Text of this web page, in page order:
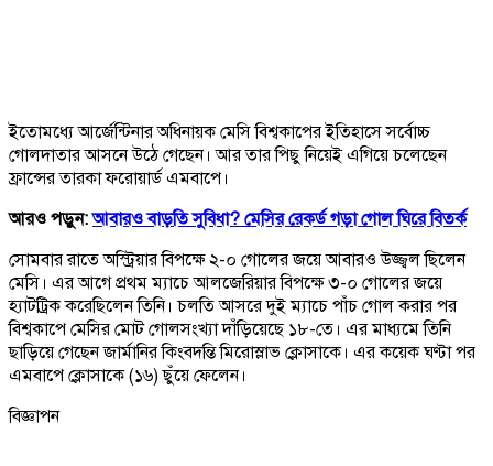
ইতোমধ্যে আর্জেন্টিনার অধিনায়ক মেসি বিশ্বকাপের ইতিহাসে সর্বোচ্চ
গোলদাতার আসনে উঠে গেছেন। আর তার পিছু নিয়েই এগিয়ে চলেছেন
ফ্রান্সের তারকা ফরোয়ার্ড এমবাপে।
আরও পড়ুন:আবারও বাড়তি সুবিধা? মেসির রেকর্ড গড়া গোল ঘিরে বিতর্ক
সোমবার রাতে অস্ট্রিয়ার বিপক্ষে ২-০ গোলের জয়ে আবারও উজ্জ্বল ছিলেন
মেসি। এর আগে প্রথম ম্যাচে আলজেরিয়ার বিপক্ষে ৩-০ গোলের জয়ে
হ্যাটট্রিক করেছিলেন তিনি। চলতি আসরে দুই ম্যাচে পাঁচ গোল করার পর
বিশ্বকাপে মেসির মোট গোলসংখ্যা দাঁড়িয়েছে ১৮-তে। এর মাধ্যমে তিনি
ছাড়িয়ে গেছেন জার্মানির কিংবদন্তি মিরোস্লাভ ক্লোসাকে। এর কয়েক ঘণ্টা পর
এমবাপে ক্লোসাকে (১৬) ছুঁয়ে ফেলেন।
বিজ্ঞাপন